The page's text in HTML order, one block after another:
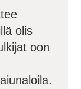
olis
oon